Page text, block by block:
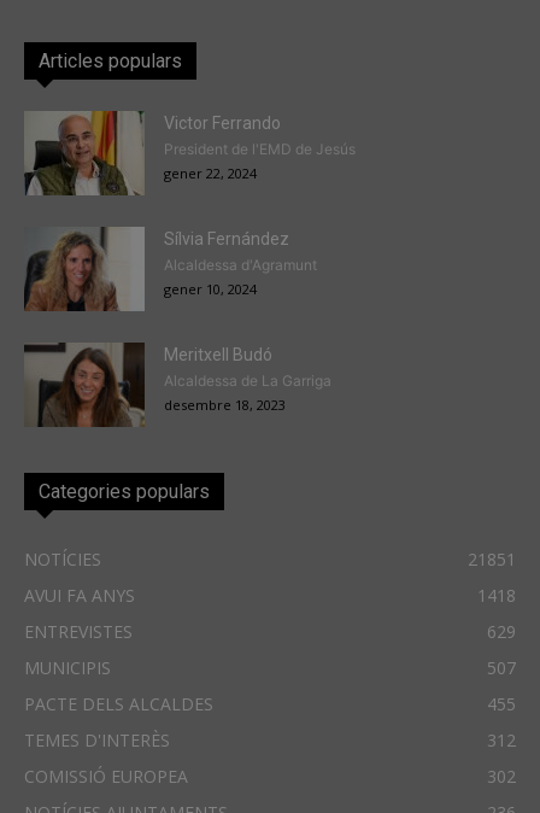
Articles populars
Victor Ferrando
President de l'EMD de Jesús
gener 22, 2024
Sílvia Fernández
Alcaldessa d'Agramunt
gener 10, 2024
Meritxell Budó
Alcaldessa de La Garriga
desembre 18, 2023
Categories populars
NOTÍCIES
21851
AVUI FA ANYS
1418
ENTREVISTES
629
MUNICIPIS
507
PACTE DELS ALCALDES
455
TEMES D'INTERÈS
312
COMISSIÓ EUROPEA
302